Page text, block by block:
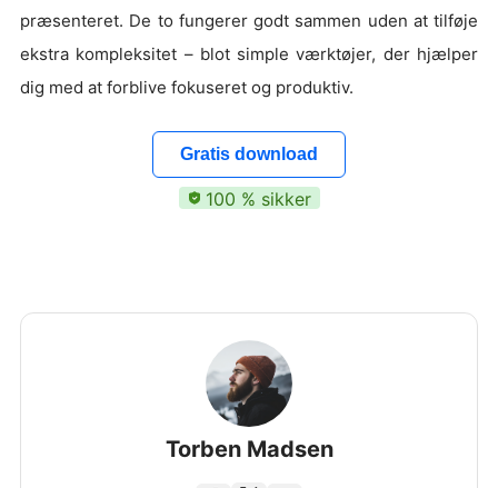
præsenteret. De to fungerer godt sammen uden at tilføje
ekstra kompleksitet – blot simple værktøjer, der hjælper
dig med at forblive fokuseret og produktiv.
Gratis download
100 % sikker
Torben Madsen